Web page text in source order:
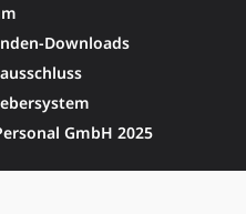
Downloads
GmbH 2025